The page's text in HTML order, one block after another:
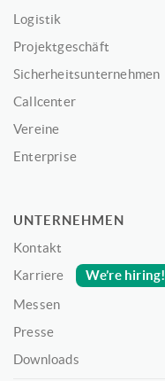
Logistik
Projektgeschäft
Sicherheitsunternehmen
Callcenter
Vereine
Enterprise
UNTERNEHMEN
Kontakt
Karriere
We’re hiring!
Messen
Presse
Downloads